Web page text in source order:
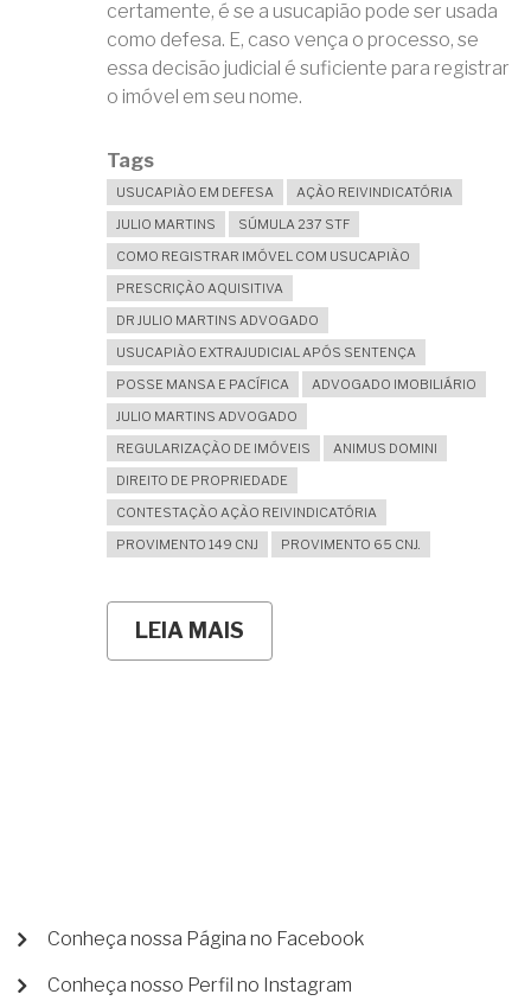
certamente, é se a usucapião pode ser usada
como defesa. E, caso vença o processo, se
essa decisão judicial é suficiente para registrar
o imóvel em seu nome.
Tags
USUCAPIÃO EM DEFESA
AÇÃO REIVINDICATÓRIA
JULIO MARTINS
SÚMULA 237 STF
COMO REGISTRAR IMÓVEL COM USUCAPIÃO
PRESCRIÇÃO AQUISITIVA
DR JULIO MARTINS ADVOGADO
USUCAPIÃO EXTRAJUDICIAL APÓS SENTENÇA
POSSE MANSA E PACÍFICA
ADVOGADO IMOBILIÁRIO
JULIO MARTINS ADVOGADO
REGULARIZAÇÃO DE IMÓVEIS
ANIMUS DOMINI
DIREITO DE PROPRIEDADE
CONTESTAÇÃO AÇÃO REIVINDICATÓRIA
PROVIMENTO 149 CNJ
PROVIMENTO 65 CNJ.
LEIA MAIS
USUCAPIÃO
MENU
CONTA
Conheça nossa Página no Facebook
Conheça nosso Perfil no Instagram